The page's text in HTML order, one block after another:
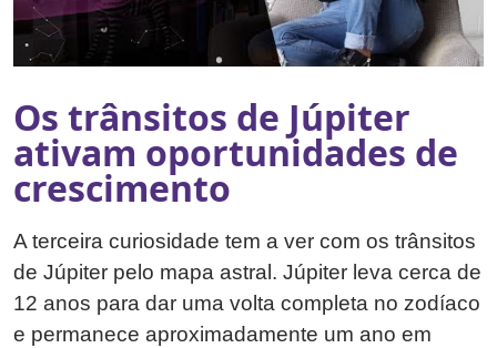
Os trânsitos de Júpiter
ativam oportunidades de
crescimento
A terceira curiosidade tem a ver com os trânsitos
de Júpiter pelo mapa astral. Júpiter leva cerca de
12 anos para dar uma volta completa no zodíaco
e permanece aproximadamente um ano em